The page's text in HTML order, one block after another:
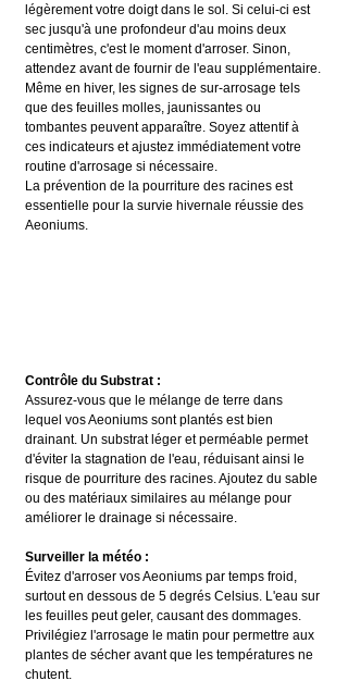
légèrement votre doigt dans le sol. Si celui-ci est
sec jusqu'à une profondeur d'au moins deux
centimètres, c'est le moment d'arroser. Sinon,
attendez avant de fournir de l'eau supplémentaire.
Même en hiver, les signes de sur-arrosage tels
que des feuilles molles, jaunissantes ou
tombantes peuvent apparaître. Soyez attentif à
ces indicateurs et ajustez immédiatement votre
routine d'arrosage si nécessaire.
La prévention de la pourriture des racines est
essentielle pour la survie hivernale réussie des
Aeoniums.
Contrôle du Substrat :
Assurez-vous que le mélange de terre dans
lequel vos Aeoniums sont plantés est bien
drainant. Un substrat léger et perméable permet
d'éviter la stagnation de l'eau, réduisant ainsi le
risque de pourriture des racines. Ajoutez du sable
ou des matériaux similaires au mélange pour
améliorer le drainage si nécessaire.
Surveiller la météo :
Évitez d'arroser vos Aeoniums par temps froid,
surtout en dessous de 5 degrés Celsius. L'eau sur
les feuilles peut geler, causant des dommages.
Privilégiez l'arrosage le matin pour permettre aux
plantes de sécher avant que les températures ne
chutent.